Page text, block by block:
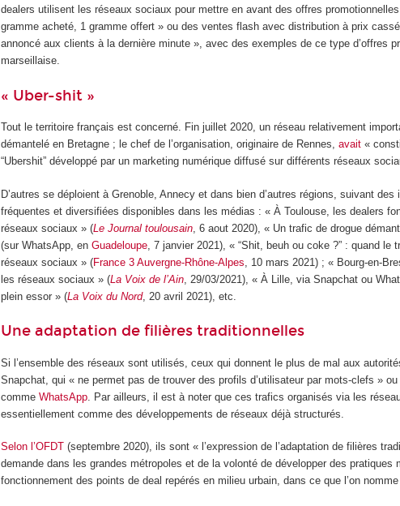
dealers utilisent les réseaux sociaux pour mettre en avant des offres
gramme acheté, 1 gramme offert » ou des ventes flash avec distribution à prix
annoncé aux clients à la dernière minute », avec des exemples de ce type d’offres
marseillaise.
« Uber-shit »
Tout le territoire français est concerné. Fin juillet 2020, un réseau relativement
démantelé en Bretagne ; le chef de l’organisation, originaire de Rennes,avait «
“Ubershit” développé par un marketing numérique diffusé sur différents réseaux
D’autres se déploient à Grenoble, Annecy et dans bien d’autres régions, suivant
fréquentes et diversifiées disponibles dans les médias : « À Toulouse, les dealers
réseaux sociaux » (Le Journal toulousain , 6 aout 2020), « Un trafic de drogue
(sur WhatsApp, enGuadeloupe , 7 janvier 2021), « “Shit, beuh ou coke ?” : quand le
réseaux sociaux » (France 3 Auvergne-Rhône-Alpes , 10 mars 2021) ; « Bourg-en-
les réseaux sociaux » (La Voix de l’Ain , 29/03/2021), « À Lille, via Snapchat ou
plein essor » (La Voix du Nord, 20 avril 2021), etc.
Une adaptation de filières traditionnelles
Si l’ensemble des réseaux sont utilisés, ceux qui donnent le plus de mal aux
Snapchat, qui « ne permet pas de trouver des profils d’utilisateur par mots-clefs »
commeWhatsApp . Par ailleurs, il est à noter que ces trafics organisés via les
essentiellement comme des développements de réseaux déjà structurés.
Selon l’OFDT (septembre 2020), ils sont « l’expression de l’adaptation de filières
demande dans les grandes métropoles et de la volonté de développer des pratiques
fonctionnement des points de deal repérés en milieu urbain, dans ce que l’on